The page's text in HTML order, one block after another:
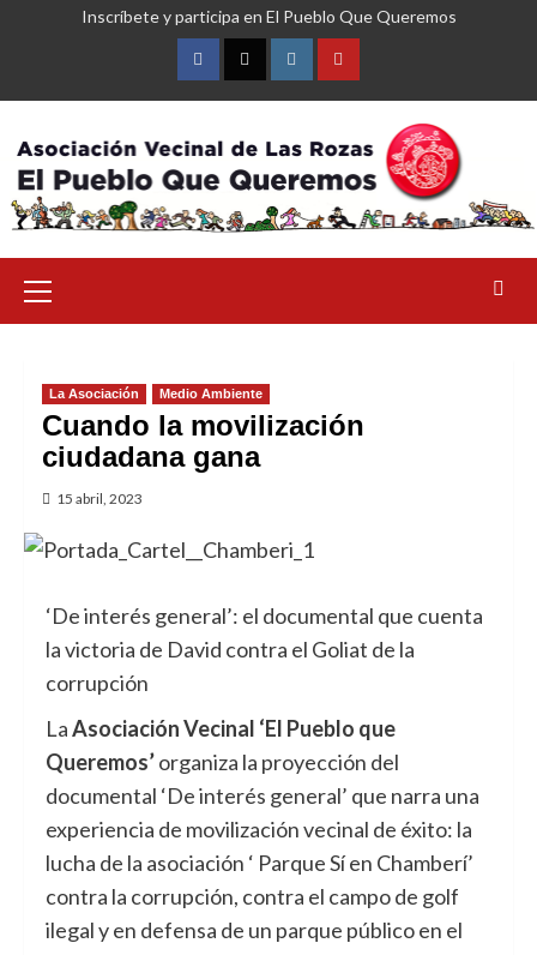
Inscríbete y participa en El Pueblo Que Queremos
FacebookTwitterInstagramYouTube
primario
La Asociación Medio Ambiente
Cuando la movilización
ciudadana gana
15 abril, 2023
‘De interés general’: el documental que cuenta
la victoria de David contra el Goliat de la
corrupción
LaAsociación Vecinal ‘El Pueblo que
Queremos’organiza la proyección del
documental ‘De interés general’ que narra una
experiencia de movilización vecinal de éxito: la
lucha de la asociación ‘ Parque Sí en Chamberí’
contra la corrupción, contra el campo de golf
ilegal y en defensa de un parque público en el